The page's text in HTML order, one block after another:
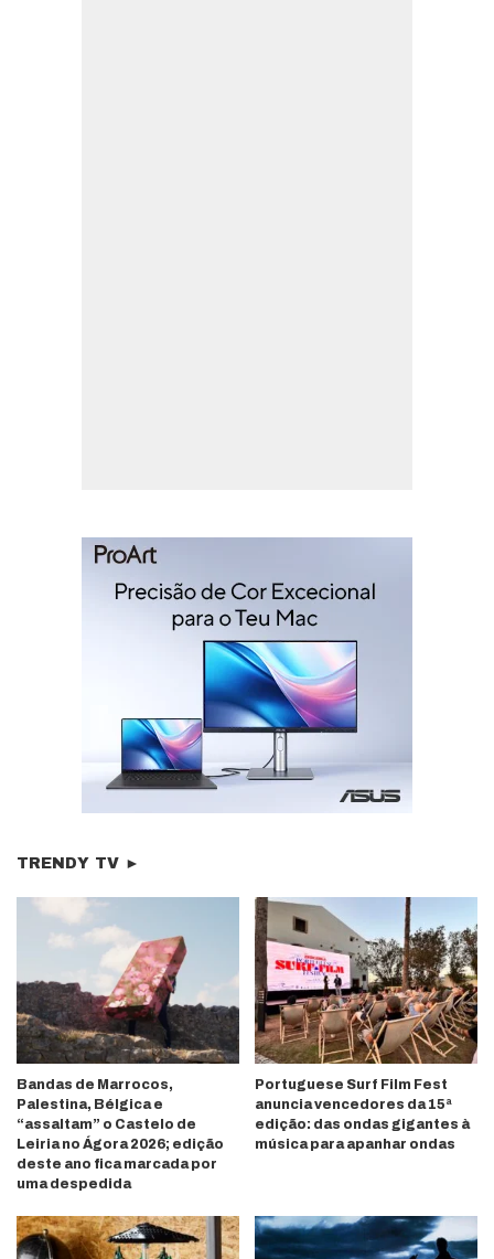
TRENDY TV ►
Bandas de Marrocos,
Palestina, Bélgica e
“assaltam” o Castelo de
Leiria no Ágora 2026; edição
deste ano fica marcada por
uma despedida
Portuguese Surf Film Fest
anuncia vencedores da 15ª
edição: das ondas gigantes à
música para apanhar ondas